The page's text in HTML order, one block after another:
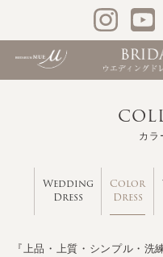
カラ
Wedding
Dress
Color
Dress
『上品・上質・シンプル・